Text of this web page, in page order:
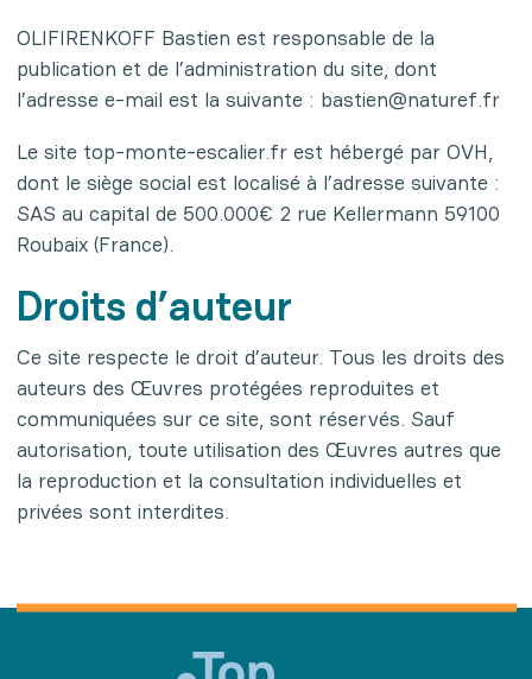
OLIFIRENKOFF Bastien est responsable de la
publication et de l’administration du site, dont
l’adresse e-mail est la suivante : bastien@naturef.fr
Le site top-monte-escalier.fr est hébergé par OVH,
dont le siège social est localisé à l’adresse suivante :
SAS au capital de 500.000€ 2 rue Kellermann 59100
Roubaix (France).
Droits d’auteur
Ce site respecte le droit d’auteur. Tous les droits des
auteurs des Œuvres protégées reproduites et
communiquées sur ce site, sont réservés. Sauf
autorisation, toute utilisation des Œuvres autres que
la reproduction et la consultation individuelles et
privées sont interdites.